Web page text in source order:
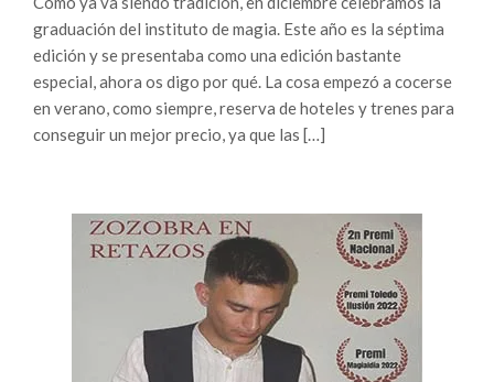
graduación del instituto de magia. Este año es la séptima
edición y se presentaba como una edición bastante
especial, ahora os digo por qué. La cosa empezó a cocerse
en verano, como siempre, reserva de hoteles y trenes para
conseguir un mejor precio, ya que las […]